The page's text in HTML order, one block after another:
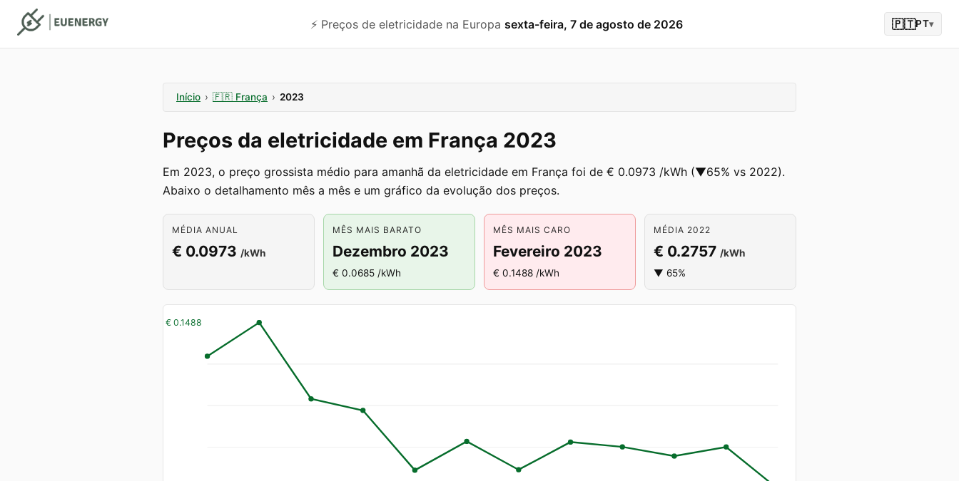
⚡️ Preços de eletricidade na Europa sexta-feira, 7 de agosto de 2026 🇵🇹PT▾
Início › 🇫🇷 França › 2023
Preços da eletricidade em França 2023
Em 2023, o preço grossista médio para amanhã da eletricidade em França foi de € 0.0973 /kWh (▼65% vs 2022).
Abaixo o detalhamento mês a mês e um gráfico da evolução dos preços.
MÉDIA ANUAL
€ 0.0973 /kWh
MÊS MAIS BARATO
Dezembro 2023
€ 0.0685 /kWh
MÊS MAIS CARO
Fevereiro 2023
€ 0.1488 /kWh
MÉDIA 2022
€ 0.2757 /kWh
▼ 65%
€ 0.1488